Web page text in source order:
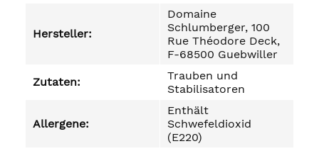
Hersteller:
Domaine
Schlumberger, 100
Rue Théodore Deck,
F-68500 Guebwiller
Zutaten:
Trauben und
Stabilisatoren
Allergene:
Enthält
Schwefeldioxid
(E220)